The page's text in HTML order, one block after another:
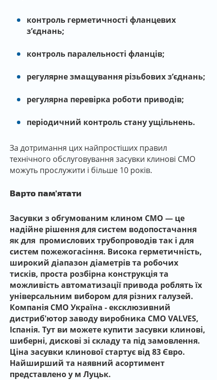
контроль герметичності фланцевих
з’єднань;
контроль паралельності фланців;
регулярне змащування різьбових з’єднань;
регулярна перевірка роботи приводів;
періодичний контроль стану ущільнень.
За дотримання цих найпростіших правил
технічного обслуговування засувки клинові СМО
можуть прослужити і більше 10 років.
Варто пам'ятати
Засувки з обгумованим клином СМО — це
надійне рішення для систем водопостачання
як для промислових трубопроводів так і для
систем пожежогасіння. Висока герметичність,
широкий діапазон діаметрів та робочих
тисків, проста розбірна конструкція та
можливість автоматизації привода роблять їх
універсальним вибором для різних галузей.
Компанія СМО Україна - ексклюзивний
дистриб'ютор заводу виробника CMO VALVES,
Іспанія. Тут ви можете купити засувки клинові,
шиберні, дискові зі складу та під замовлення.
Ціна засувки клинової стартує від 83 Євро.
Найширший та наявний асортимент
представлено у м Луцьк.